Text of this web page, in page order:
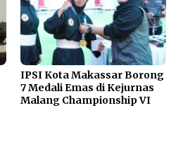
IPSI Kota Makassar Borong
7 Medali Emas di Kejurnas
Malang Championship VI